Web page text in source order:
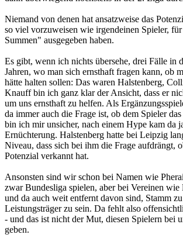
Niemand von denen hat ansatzweise das
so viel vorzuweisen wie irgendeinen Spieler,
Summen" ausgegeben haben.
Es gibt, wenn ich nichts übersehe, drei Fälle in
Jahren, wo man sich ernsthaft fragen kann, ob
hätte halten sollen: Das waren Halstenberg,
Knauff bin ich ganz klar der Ansicht, dass er
um uns ernsthaft zu helfen. Als
da immer auch die Frage ist, ob dem Spieler
bin ich mir unsicher, nach einem Hype kam da
Ernüchterung. Halstenberg hatte bei Leipzig
Niveau, dass sich bei ihm die Frage aufdrängt,
Potenzial verkannt hat.
Ansonsten sind wir schon bei Namen wie
zwar Bundesliga spielen, aber bei Vereinen
und da auch weit entfernt davon sind, Stamm
Leistungsträger zu sein. Da fehlt also
- und das ist nicht der Mut, diesen Spielern bei
geben.